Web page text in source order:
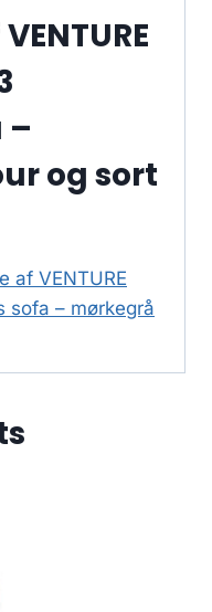
–
og sort
af VENTURE
sofa – mørkegrå